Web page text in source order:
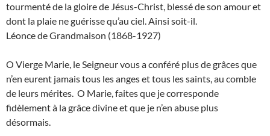
tourmenté de la gloire de Jésus-Christ, blessé de son amour et
dont la plaie ne guérisse qu’au ciel. Ainsi soit-il.
Léonce de Grandmaison (1868-1927)
O Vierge Marie, le Seigneur vous a conféré plus de grâces que
n’en eurent jamais tous les anges et tous les saints, au comble
de leurs mérites. O Marie, faites que je corresponde
fidèlement à la grâce divine et que je n’en abuse plus
désormais.